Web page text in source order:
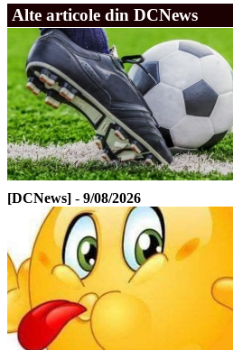
Alte articole din DCNews
[DCNews] - 9/08/2026